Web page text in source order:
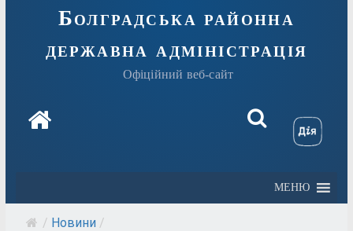
Болградська районна
державна адміністрація
Офіційний веб-сайт
МЕНЮ
/ Новини /